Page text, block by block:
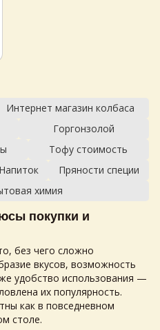
Интернет магазин колбаса
Горгонзолой
Тофу стоимость
Напиток
Пряности специи
химия
покупки и
без чего сложно
вкусов, возможность
удобство использования —
их популярность.
как в повседневном
столе.